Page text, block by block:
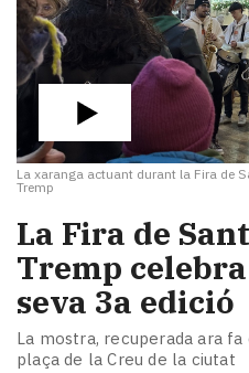
La xaranga actuant durant la Fira de
Tremp
La Fira de
Tremp
seva 3a edició
La mostra, recuperada ara
plaça de la Creu de la ciutat